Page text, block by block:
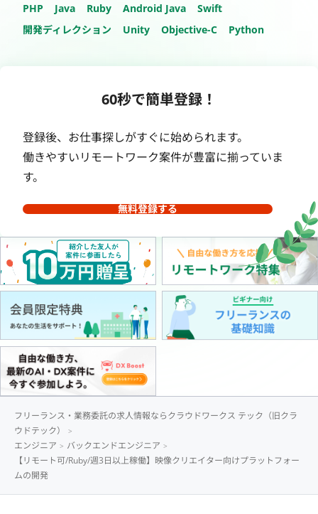
PHP Java Ruby Android Java
Swift
開発ディレクション
Unity Objective-C Python
60秒で簡単登録！
登録後、お仕事探しがすぐに始められます。
働きやすいリモートワーク案件が豊富に揃っていま
す。
無料登録する
フリーランス・業務委託の求人情報ならクラウドワークス テック（旧クラ
ウドテック）
エンジニア
バックエンドエンジニア
【リモート可/Ruby/週3日以上稼働】映像クリエイター向けプラットフォー
ムの開発